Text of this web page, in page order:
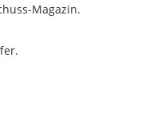
Magazin.